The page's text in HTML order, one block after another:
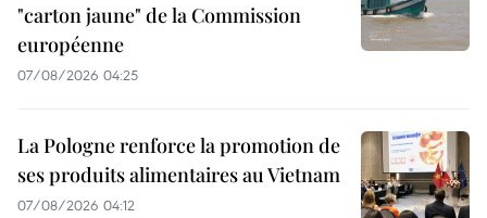
"carton jaune" de la Commission
européenne
07/08/2026 04:25
La Pologne renforce la promotion de
ses produits alimentaires au Vietnam
07/08/2026 04:12